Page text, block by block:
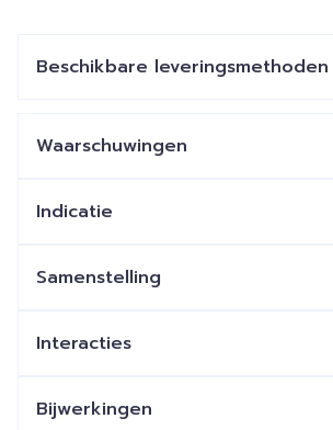
Beschikbare leveringsmethoden
Waarschuwingen
Indicatie
Samenstelling
Interacties
Bijwerkingen